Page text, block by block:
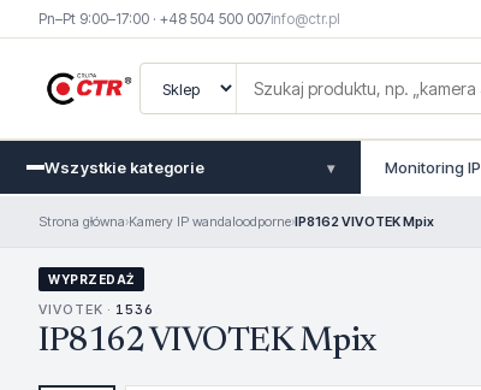
Pn–Pt 9:00–17:00 · +48 504 500 007info@ctr.pl
Wszystkie kategorie ▾ Monitoring IP
Strona główna›Kamery IP wandaloodporne›IP8162 VIVOTEK Mpix
WYPRZEDAŻ
VIVOTEK · 1536
IP8162 VIVOTEK Mpix